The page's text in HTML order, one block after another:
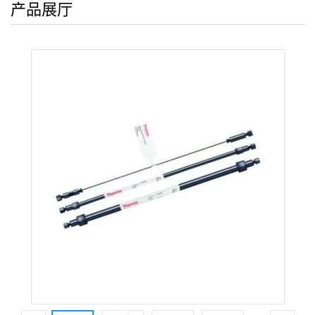
柱,2X25
产品展厅